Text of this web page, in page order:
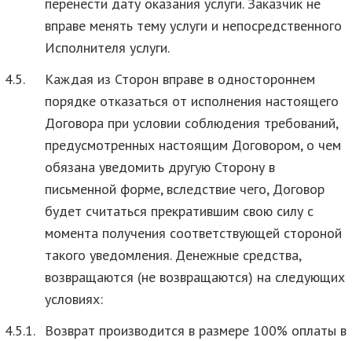
перенести дату оказания услуги. Заказчик не
вправе менять тему услуги и непосредственного
Исполнителя услуги.
4.5.
Каждая из Сторон вправе в одностороннем
порядке отказаться от исполнения настоящего
Договора при условии соблюдения требований,
предусмотренных настоящим Договором, о чем
обязана уведомить другую Сторону в
письменной форме, вследствие чего, Договор
будет считаться прекратившим свою силу с
момента получения соответствующей стороной
такого уведомления. Денежные средства,
возвращаются (не возвращаются) на следующих
условиях:
4.5.1.
Возврат производится в размере 100% оплаты в